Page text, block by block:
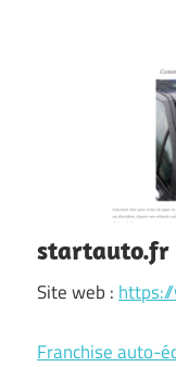
startauto.fr
Site web :
Franchise auto-